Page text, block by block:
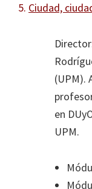
5. Ciudad,
(UPM).
en
UPM.